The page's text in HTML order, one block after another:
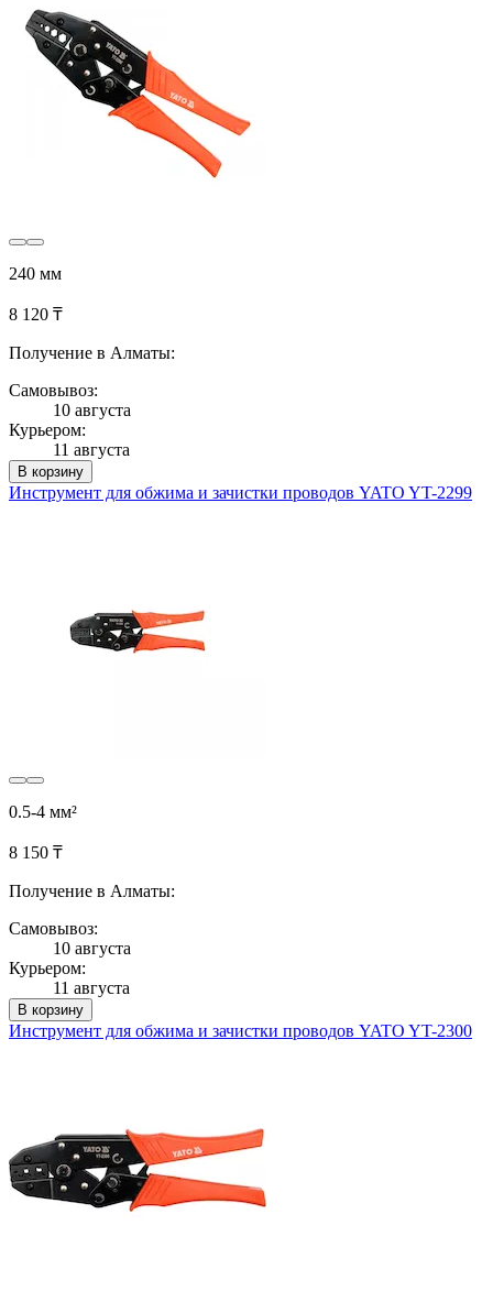
240 мм
8 120 ₸
Получение в Алматы:
Самовывоз:
10 августа
Курьером:
11 августа
В корзину
Инструмент для обжима и зачистки проводов YATO YT-2299
0.5-4 мм²
8 150 ₸
Получение в Алматы:
Самовывоз:
10 августа
Курьером:
11 августа
В корзину
Инструмент для обжима и зачистки проводов YATO YT-2300